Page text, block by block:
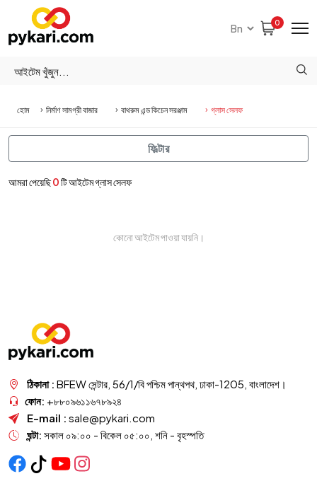
0
হোম নির্মাণ সামগ্রী বাজার বাথরুম এন্ড কিচেন সরঞ্জাম গ্লাস সেলফ
আমরা পেয়েছি0টি আইটেম গ্লাস সেলফ
কোনো আইটেম পাওয়া যায়নি।
ফিল্টার
ঠিকানা : BFEW সেন্টার, 56/1/বি পশ্চিম পান্থপথ, ঢাকা-1205, বাংলাদেশ।
ফোন: +৮৮০৯৬১১৬৭৮৯২৪
E-mail : sale@pykari.com
ঘন্টা: সকাল ০৯:০০ - বিকেল ০৫:০০, শনি - বৃহস্পতি